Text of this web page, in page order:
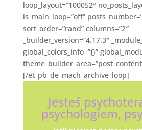
loop_layout=”100052″
is_main_loop=”off”
sort_order=”rand” columns=”2″
_builder_version=”4.17.3″
global_colors_info=”{}”
[/et_pb_de_mach_archive_loop]
Jesteś
psychologiem,